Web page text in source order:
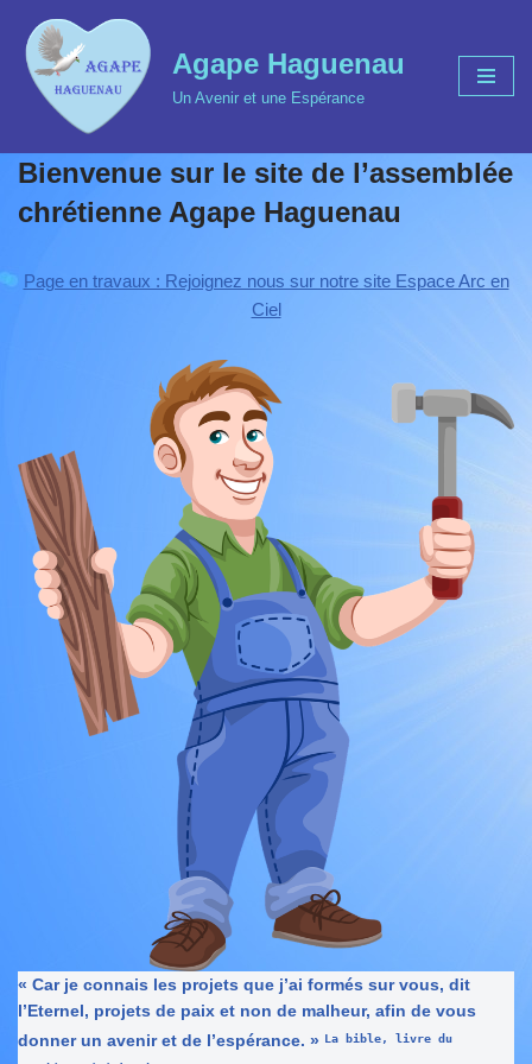
Aller
au
contenu
Agape Haguenau
Un Avenir et une Espérance
Bienvenue sur le site de l’assemblée
chrétienne Agape Haguenau
Page en travaux : Rejoignez nous sur notre site Espace Arc en
Ciel
« Car je connais les projets que j’ai formés sur vous, dit
l’Eternel, projets de paix et non de malheur, afin de vous
donner un avenir et de l’espérance. » La bible, livre du